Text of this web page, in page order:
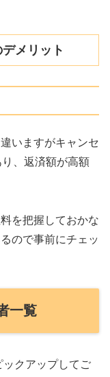
メリット
いますがキャンセ
、返済額が高額
を把握しておかな
ので事前にチェッ
一覧
ックアップしてご